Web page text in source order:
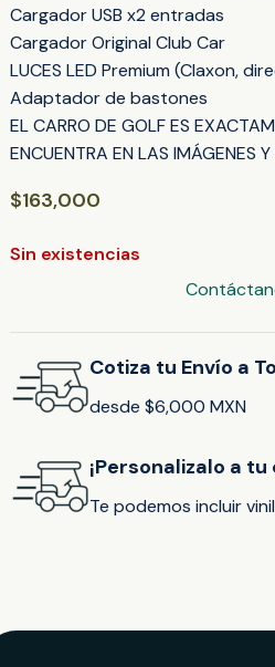
Cargador USB x2 entradas
Cargador Original Club Car
LUCES LED Premium (Claxon,
Adaptador de bastones
EL CARRO DE GOLF ES
ENCUENTRA EN LAS IMÁGENES
$163,000
Sin existencias
Cotiza tu Envío a
desde $6,000 MXN
¡Personalizalo a
Te podemos incluir